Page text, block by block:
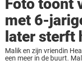
Foto toont
met 6-
later sterft
Malik en zijn vriendin
een meer in de buurt.